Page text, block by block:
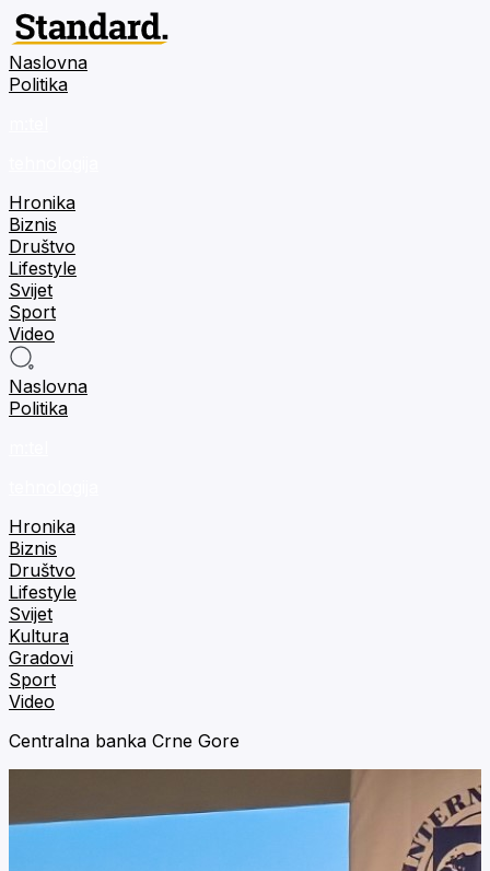
Naslovna
Politika
Hronika
Biznis
Društvo
Lifestyle
Svijet
Sport
Video
Naslovna
Politika
Hronika
Biznis
Društvo
Lifestyle
Svijet
Kultura
Gradovi
Sport
Video
Centralna banka Crne Gore